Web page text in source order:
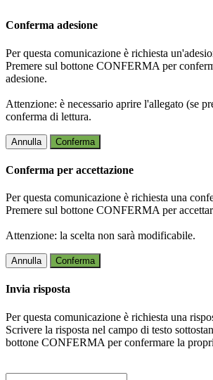
Conferma adesione
Per questa comunicazione è richiesta
Premere sul bottone CONFERMA per
adesione.
Attenzione: è necessario aprire l'allegato (se
conferma di lettura.
Annulla Conferma
Conferma per accettazione
Per questa comunicazione è richiesta una
Premere sul bottone CONFERMA per
Attenzione: la scelta non sarà modificabile.
Annulla Conferma
Invia risposta
Per questa comunicazione è richiesta una
Scrivere la risposta nel campo di testo
bottone CONFERMA per confermare la